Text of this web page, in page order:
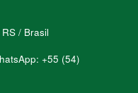
/ Brasil
+55 (54)